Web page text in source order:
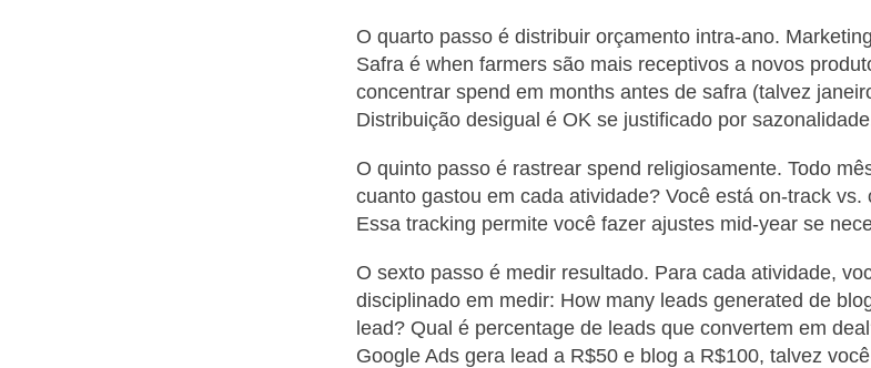
O quarto passo é distribuir orçamento intra-ano.
Safra é when farmers são mais receptivos a novos
concentrar spend em months antes de safra (talvez
Distribuição desigual é OK se justificado por
O quinto passo é rastrear spend religiosamente. Todo
cuanto gastou em cada atividade? Você está on-track
Essa tracking permite você fazer ajustes mid-year se
O sexto passo é medir resultado. Para cada atividade,
disciplinado em medir: How many leads generated de
lead? Qual é percentage de leads que convertem em
Google Ads gera lead a R$50 e blog a R$100, talvez